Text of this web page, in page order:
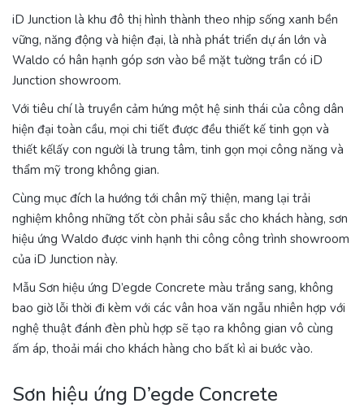
iD Junction là khu đô thị hình thành theo nhịp sống xanh bền
vững, năng động và hiện đại, là nhà phát triển dự án lớn và
Waldo có hân hạnh góp sơn vào bề mặt tường trần có iD
Junction showroom.
Với tiêu chí là truyền cảm hứng một hệ sinh thái của công dân
hiện đại toàn cầu, mọi chi tiết được đều thiết kế tinh gọn và
thiết kếlấy con người là trung tâm, tinh gọn mọi công năng và
thẩm mỹ trong không gian.
Cùng mục đích la hướng tới chân mỹ thiện, mang lại trải
nghiệm không những tốt còn phải sâu sắc cho khách hàng, sơn
hiệu ứng Waldo được vinh hạnh thi công công trình showroom
của iD Junction này.
Mẫu Sơn hiệu ứng D’egde Concrete màu trắng sang, không
bao giờ lỗi thời đi kèm với các vân hoa văn ngẫu nhiên hợp với
nghệ thuật đánh đèn phù hợp sẽ tạo ra không gian vô cùng
ấm áp, thoải mái cho khách hàng cho bất kì ai bước vào.
Sơn hiệu ứng D’egde Concrete